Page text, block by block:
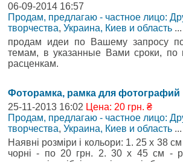
06-09-2014 16:57
Продам, предлагаю - частное лицо:
творчества, Украина, Киев и область ...
продам идеи по Вашему запросу
темам, в указанные Вами сроки, по
расценкам.
Фоторамка, рамка для фотографий
25-11-2013 16:02 Цена: 20 грн. ₴
Продам, предлагаю - частное лицо:
творчества, Украина, Киев и область ...
Наявні розміри і кольори: 1. 25 х 38 см
чорні - по 20 грн. 2. 30 х 45 см -